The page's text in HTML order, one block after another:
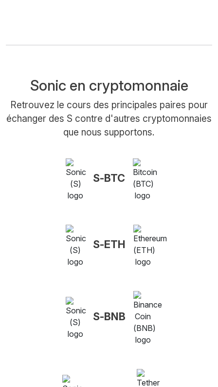
Sonic en cryptomonnaie
Retrouvez le cours des principales paires pour
échanger des S contre d'autres cryptomonnaies
que nous supportons.
S-BTC
S-ETH
S-BNB